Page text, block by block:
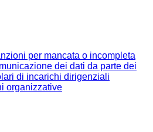
per mancata o incompleta
dei dati da parte dei
di incarichi dirigenziali
organizzative